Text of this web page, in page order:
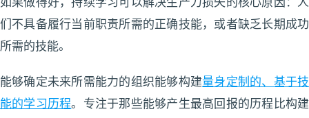
们不具备履行当前职责所需的正确技能，或者缺乏长期成功
所需的技能。
能够确定未来所需能力的组织能够构建量身定制的、基于技
能的学习历程。专注于那些能够产生最高回报的历程比构建